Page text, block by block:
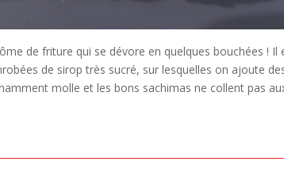
de friture qui se dévore en quelques bouchées ! Il
de sirop très sucré, sur lesquelles on ajoute
molle et les bons sachimas ne collent pas